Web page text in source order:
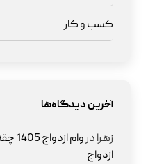
کسب و کار
آخرین دیدگاه‌ها
زهرادر
وام
ازدواج